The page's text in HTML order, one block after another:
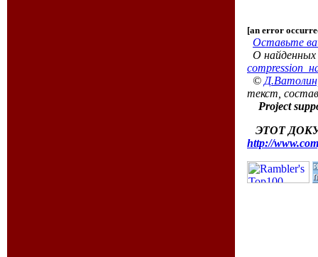
[an error
Оставьте
О
©
текст,
Project
ЭТОТ
http://